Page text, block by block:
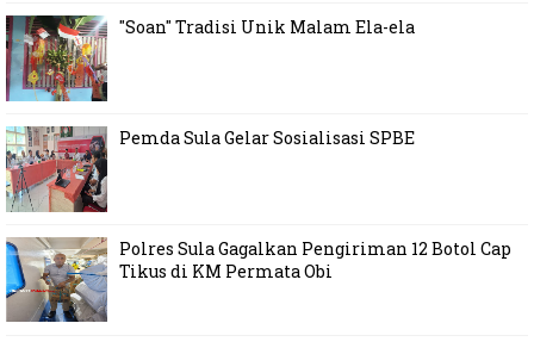
"Soan" Tradisi Unik Malam Ela-ela
Pemda Sula Gelar Sosialisasi SPBE
Polres Sula Gagalkan Pengiriman 12 Botol Cap
Tikus di KM Permata Obi